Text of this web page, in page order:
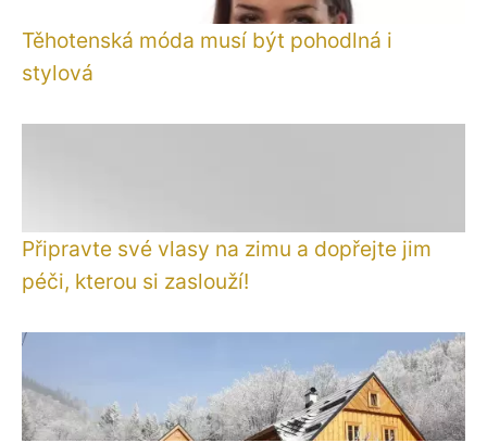
Těhotenská móda musí být pohodlná i
stylová
Připravte své vlasy na zimu a dopřejte jim
péči, kterou si zaslouží!